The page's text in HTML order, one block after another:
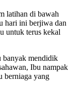
latihan di bawah
hari ini berjiwa dan
untuk terus kekal
banyak mendidik
Ibu nampak
berniaga yang